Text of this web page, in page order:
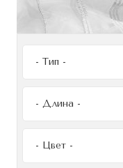
- Тип -
- Длина -
- Цвет -